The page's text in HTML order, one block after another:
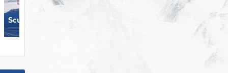
Scuol – Motta Naluns KitzSki – Kitzbühel/​Kirchberg